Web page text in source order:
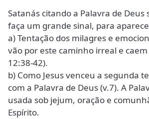
Satanás citando a Palavra de Deus
faça um grande sinal, para
a) Tentação dos milagres e
vão por este caminho irreal e caem
12:38-42).
b) Como Jesus venceu a segunda
com a Palavra de Deus (v.7). A
usada sob jejum, oração e
Espírito.